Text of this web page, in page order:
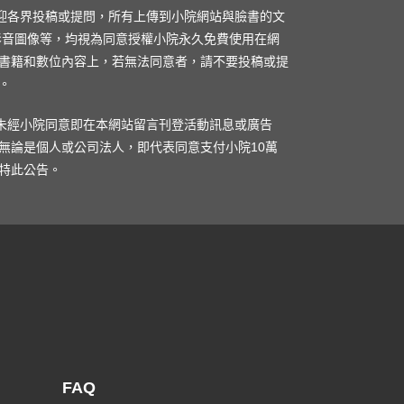
各界投稿或提問，所有上傳到小院網站與臉書的文
圖像等，均視為同意授權小院永久免費使用在網
籍和數位內容上，若無法同意者，請不要投稿或提
經小院同意即在本網站留言刊登活動訊息或廣告
論是個人或公司法人，即代表同意支付小院10萬
此公告。
FAQ